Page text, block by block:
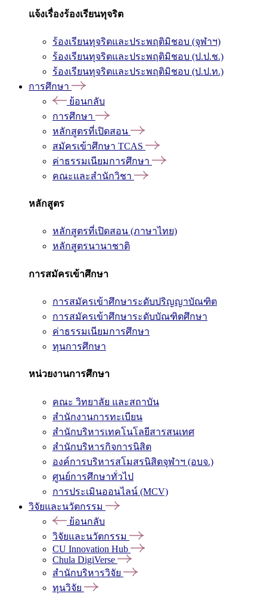
แจ้งเรื่องร้องเรียนทุจริต
ร้องเรียนทุจริตและประพฤติมิชอบ (จุฬาฯ)
ร้องเรียนทุจริตและประพฤติมิชอบ (ป.ป.ช.)
ร้องเรียนทุจริตและประพฤติมิชอบ (ป.ป.ท.)
การศึกษา
ย้อนกลับ
การศึกษา
หลักสูตรที่เปิดสอน
สมัครเข้าศึกษา TCAS
ค่าธรรมเนียมการศึกษา
คณะและสำนักวิชา
หลักสูตร
หลักสูตรที่เปิดสอน (ภาษาไทย)
หลักสูตรนานาชาติ
การสมัครเข้าศึกษา
การสมัครเข้าศึกษาระดับปริญญาบัณฑิต
การสมัครเข้าศึกษาระดับบัณฑิตศึกษา
ค่าธรรมเนียมการศึกษา
ทุนการศึกษา
หน่วยงานการศึกษา
คณะ วิทยาลัย และสถาบัน
สำนักงานการทะเบียน
สำนักบริหารเทคโนโลยีสารสนเทศ
สำนักบริหารกิจการนิสิต
องค์การบริหารสโมสรนิสิตจุฬาฯ (อบจ.)
ศูนย์การศึกษาทั่วไป
การประเมินออนไลน์ (MCV)
วิจัยและนวัตกรรม
ย้อนกลับ
วิจัยและนวัตกรรม
CU Innovation Hub
Chula DigiVerse
สำนักบริหารวิจัย
ทุนวิจัย